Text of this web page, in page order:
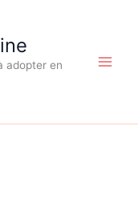
adopter en